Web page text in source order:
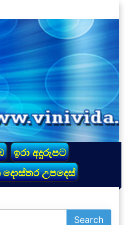
ඉරා අදුරුපට
උපදෙස්